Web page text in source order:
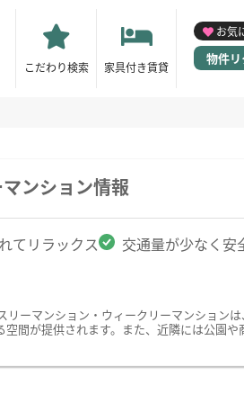
こだわり検索 家具付き賃貸
お気
物件リ
ンション情報
てリラックス
交通量が少なく安
ーマンション・ウィークリーマンション
間が提供されます。また、近隣には公園や